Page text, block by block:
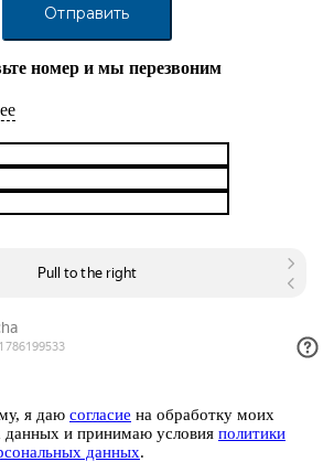
номер и мы перезвоним
я даю согласие на обработку моих
данных и принимаю условия политики
данных.